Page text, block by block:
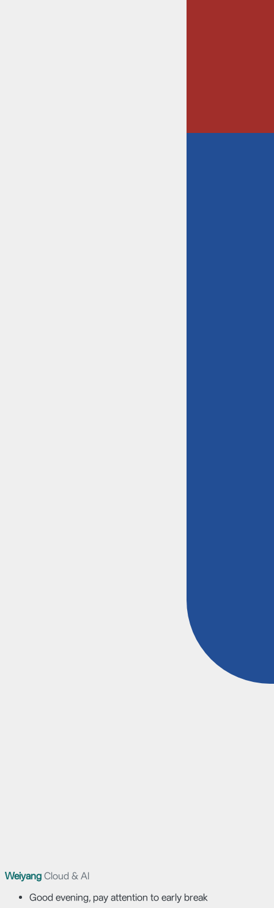
Weiyang Cloud & AI
Good evening, pay attention to early break